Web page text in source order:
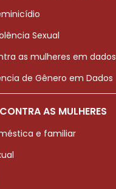
Sexual
as mulheres em dados
de Gênero em Dados
AS MULHERES
e familiar